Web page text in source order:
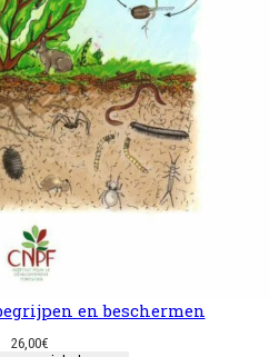
en beschermen
26,00€